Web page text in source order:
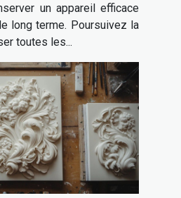
un appareil efficace
long terme. Poursuivez la
toutes les...